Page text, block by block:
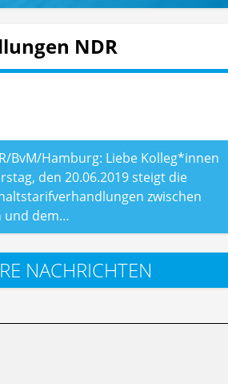
NDR
BvM/Hamburg: Liebe Kolleg*innen
den 20.06.2019 steigt die
zwischen
und dem…
NACHRICHTEN